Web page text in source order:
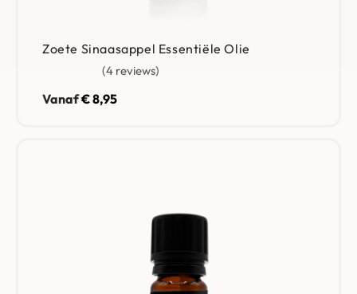
Zoete Sinaasappel Essentiële Olie
4 reviews
Vanaf€8,95